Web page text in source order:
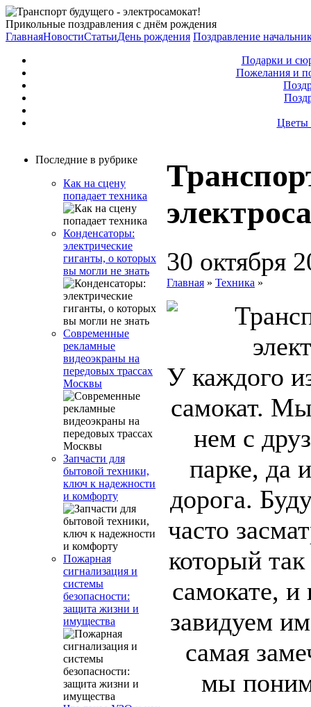
Прикольные поздравления с днём рождения
ГлавнаяНовостиСтатьиДень рождения Поздравление
Подарки и
Пожелания и
Цветы
Последние в рубрике
Как на сцену
попадает техника
Конденсаторы:
электрические
гиганты, о которых
вы могли не знать
Современные
рекламные
видеоэкраны на
передовых трассах
Москвы
Запчасти для
бытовой техники,
ключ к надежности
и комфорту
Пожарная
сигнализация и
системы
безопасности:
защита жизни и
имущества
30 октября
Главная » Техника »
У каждого
самокат.
нем с
парке, да
дорога.
часто
который
самокате, и
завидуем
самая
мы